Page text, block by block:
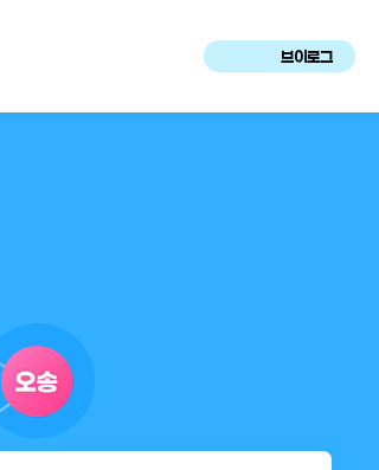
브이로그